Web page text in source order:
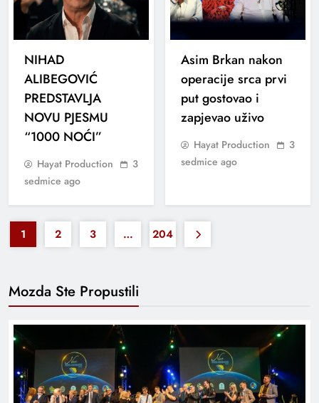
NIHAD
ALIBEGOVIĆ
PREDSTAVLJA
NOVU PJESMU
“1000 NOĆI”
Hayat Production
3
sedmice ago
Asim Brkan nakon
operacije srca prvi
put gostovao i
zapjevao uživo
Hayat Production
3
sedmice ago
1 2 3 … 204
Mozda Ste Propustili